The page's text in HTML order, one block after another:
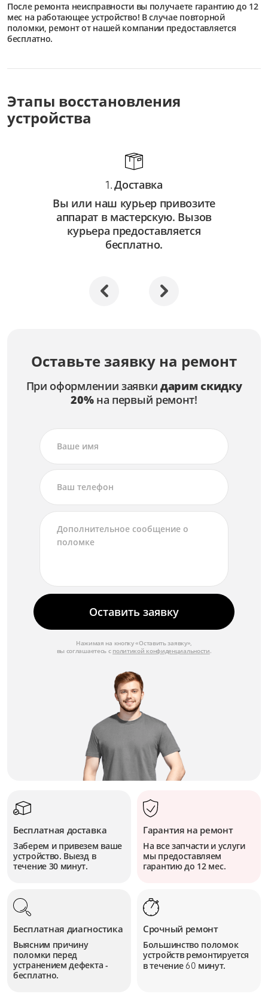
После ремонта неисправности вы получаете гарантию до 12
мес на работающее устройство! В случае повторной
поломки, ремонт от нашей компании предоставляется
бесплатно.
Этапы восстановления
устройства
1.Доставка
Вы или наш курьер привозите
аппарат в мастерскую. Вызов
курьера предоставляется
бесплатно.
Оставьте заявку на ремонт
При оформлении заявки дарим скидку
20%на первый ремонт!
Оставить заявку
Нажимая на кнопку «Оставить заявку»,
вы соглашаетесь с политикой конфиденциальности.
Бесплатная доставка
Заберем и привезем ваше
устройство. Выезд в
течение 30 минут.
Гарантия на ремонт
На все запчасти и услуги
мы предоставляем
гарантию до 12 мес.
Бесплатная диагностика
Выясним причину
поломки перед
устранением дефекта -
бесплатно.
Срочный ремонт
Большинство поломок
устройств ремонтируется
в течение60 минут.